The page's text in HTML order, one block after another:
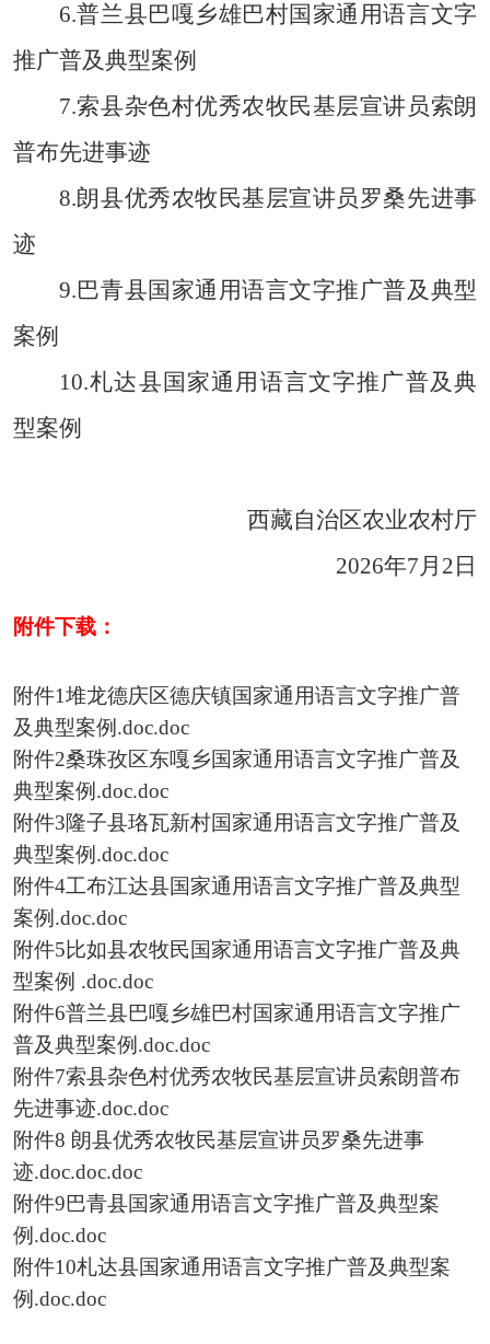
6.普兰县巴嘎乡雄巴村国家通用语言文字
推广普及典型案例
7.索县杂色村优秀农牧民基层宣讲员索朗
普布先进事迹
8.朗县优秀农牧民基层宣讲员罗桑先进事
迹
9.巴青县国家通用语言文字推广普及典型
案例
10.札达县国家通用语言文字推广普及典
型案例
西藏自治区农业农村厅
2026年7月 2 日
附件下载：
附件1堆龙德庆区德庆镇国家通用语言文字推广普
及典型案例.doc.doc
附件2桑珠孜区东嘎乡国家通用语言文字推广普及
典型案例.doc.doc
附件3隆子县珞瓦新村国家通用语言文字推广普及
典型案例.doc.doc
附件4工布江达县国家通用语言文字推广普及典型
案例.doc.doc
附件5比如县农牧民国家通用语言文字推广普及典
型案例 .doc.doc
附件6普兰县巴嘎乡雄巴村国家通用语言文字推广
普及典型案例.doc.doc
附件7索县杂色村优秀农牧民基层宣讲员索朗普布
先进事迹.doc.doc
附件8 朗县优秀农牧民基层宣讲员罗桑先进事
迹.doc.doc.doc
附件9巴青县国家通用语言文字推广普及典型案
例.doc.doc
附件10札达县国家通用语言文字推广普及典型案
例.doc.doc